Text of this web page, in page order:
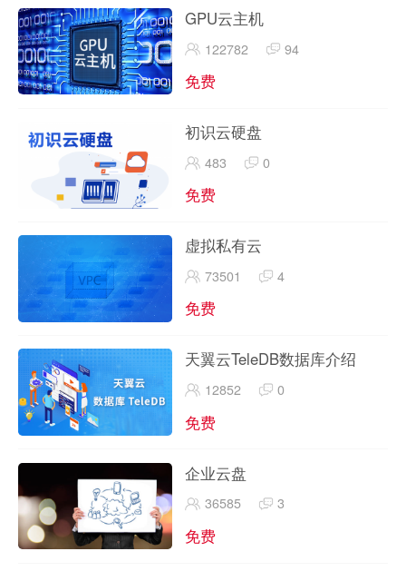
GPU云主机
122782 94
免费
初识云硬盘
483 0
免费
虚拟私有云
73501 4
免费
天翼云TeleDB数据库介绍
12852 0
免费
企业云盘
36585 3
免费